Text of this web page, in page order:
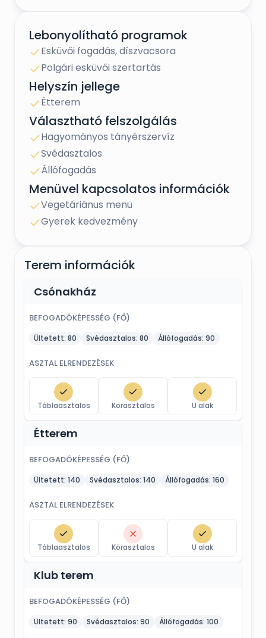
Lebonyolítható programok
Esküvői fogadás, díszvacsora
Polgári esküvői szertartás
Helyszín jellege
Étterem
Választható felszolgálás
Hagyományos tányérszervíz
Svédasztalos
Állófogadás
Menüvel kapcsolatos információk
Vegetáriánus menü
Gyerek kedvezmény
Terem információk
Csónakház
BEFOGADÓKÉPESSÉG (FŐ)
Ültetett: 80 Svédasztalos: 80 Állófogadás: 90
ASZTAL ELRENDEZÉSEK
Táblaasztalos Körasztalos U alak
Étterem
BEFOGADÓKÉPESSÉG (FŐ)
Ültetett: 140 Svédasztalos: 140 Állófogadás: 160
ASZTAL ELRENDEZÉSEK
Táblaasztalos Körasztalos U alak
Klub terem
BEFOGADÓKÉPESSÉG (FŐ)
Ültetett: 90 Svédasztalos: 90 Állófogadás: 100